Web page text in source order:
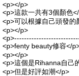
<p></p>
<p>這款一共有3個顏色
<p>可以根據自己頭發的
<p></p>
<p>fenty beauty修容</
<p></p>
<p>這個是Rihanna自己
<p>但是好評如潮</p>